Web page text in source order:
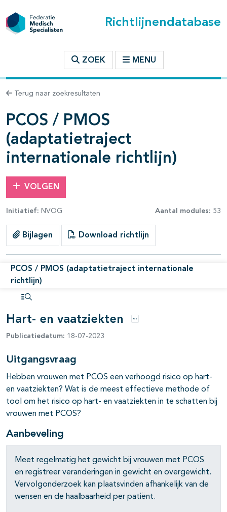
Richtlijnendatabase
ZOEK MENU
Terug naar zoekresultaten
PCOS / PMOS
(adaptatietraject
internationale richtlijn)
VOLGEN
Initiatief: NVOG Aantal modules: 53
Bijlagen Download richtlijn
PCOS / PMOS (adaptatietraject internationale
richtlijn)
openklappen
open- en dichtklappen
open- en dichtklappen
open- en dichtklappen
Hart- en vaatziekten Opties
Publicatiedatum: 18-07-2023
Uitgangsvraag
Hebben vrouwen met PCOS een verhoogd risico op hart-
en vaatziekten? Wat is de meest effectieve methode of
tool om het risico op hart- en vaatziekten in te schatten bij
vrouwen met PCOS?
Aanbeveling
Meet regelmatig het gewicht bij vrouwen met PCOS
en registreer veranderingen in gewicht en overgewicht.
Vervolgonderzoek kan plaatsvinden afhankelijk van de
wensen en de haalbaarheid per patiënt.